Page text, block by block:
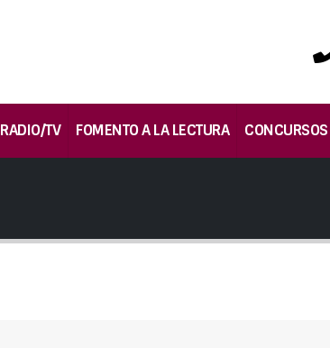
RADIO/TV FOMENTO A LA LECTURA CONCURSOS